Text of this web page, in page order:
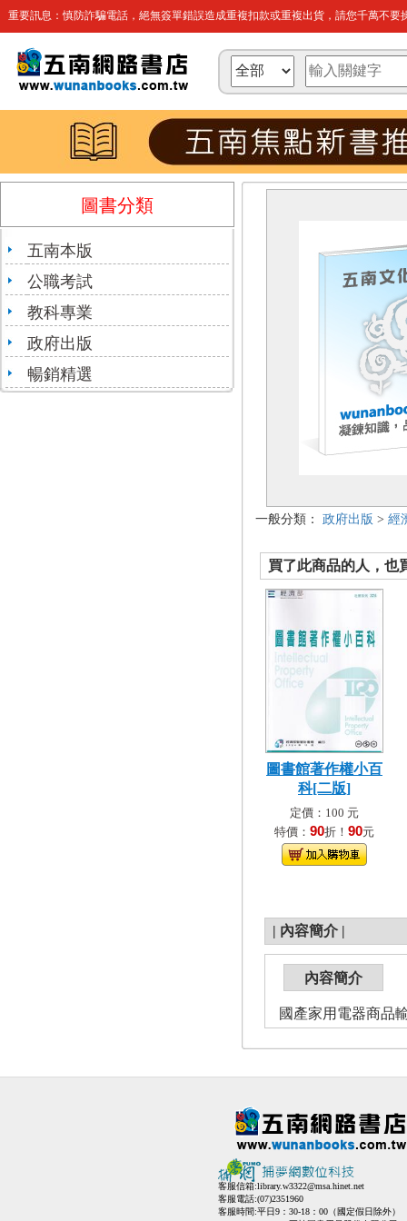
重要訊息：慎防詐騙電話，絕無簽單錯誤造成重複扣款或重複出貨，請您千萬不要
圖書分類
五南本版
公職考試
教科專業
政府出版
暢銷精選
一般分類： 政府出版 > 經
買了此商品的人，也
圖書館著作權小百
科[二版]
定價：100 元
特價： 90折！ 90元
| 內容簡介 |
內容簡介
國產家用電器商品
客服信箱:library.w3322@msa.hinet.net
客服電話:(07)2351960
客服時間:平日9：30-18：00（國定假日除外）